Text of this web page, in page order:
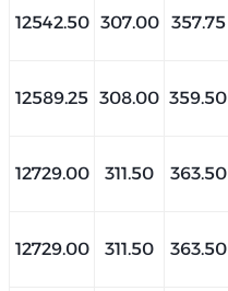
357.75
307.00
12542.50
359.50
308.00
12589.25
363.50
311.50
12729.00
363.50
311.50
12729.00